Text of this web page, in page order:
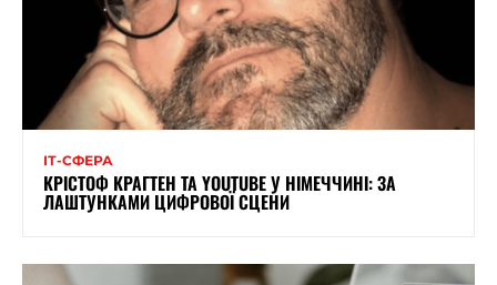
ІТ-СФЕРА
КРІСТОФ КРАГТЕН ТА YOUTUBE У НІМЕЧЧИНІ: ЗА
ЛАШТУНКАМИ ЦИФРОВОЇ СЦЕНИ